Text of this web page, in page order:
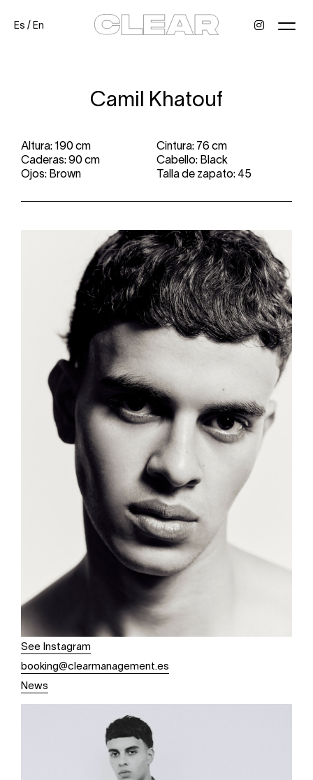
Es /En
Camil Khatouf
Altura: 190 cm
Cintura: 76 cm
Caderas: 90 cm
Cabello: Black
Ojos: Brown
Talla de zapato: 45
See Instagram
booking@clearmanagement.es
News